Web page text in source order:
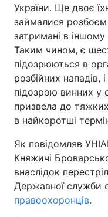
України. Ще двоє
займалися розбоєм
затримані в
Таким чином, є
підозрюються в
розбійних нападів,
підозрою винних у
призвела до
в найкоротші
Як повідомляв
Княжичі
внаслідок
Державної служби
правоохоронців.